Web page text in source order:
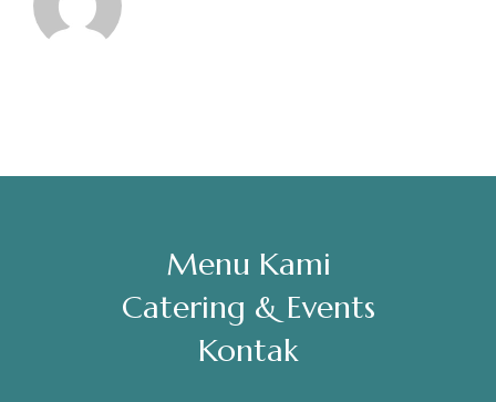
Menu Kami
Catering & Events
Kontak
Jl. Perisai No. 16-17 Rantauprapat, Labuhanbatu, Sumatera